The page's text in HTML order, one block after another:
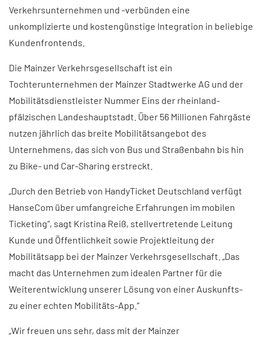
Verkehrsunternehmen und -verbünden eine
unkomplizierte und kostengünstige Integration in beliebige
Kundenfrontends.
Die Mainzer Verkehrsgesellschaft ist ein
Tochterunternehmen der Mainzer Stadtwerke AG und der
Mobilitätsdienstleister Nummer Eins der rheinland-
pfälzischen Landeshauptstadt. Über 56 Millionen Fahrgäste
nutzen jährlich das breite Mobilitätsangebot des
Unternehmens, das sich von Bus und Straßenbahn bis hin
zu Bike- und Car-Sharing erstreckt.
„Durch den Betrieb von HandyTicket Deutschland verfügt
HanseCom über umfangreiche Erfahrungen im mobilen
Ticketing“, sagt Kristina Reiß, stellvertretende Leitung
Kunde und Öffentlichkeit sowie Projektleitung der
Mobilitätsapp bei der Mainzer Verkehrsgesellschaft. „Das
macht das Unternehmen zum idealen Partner für die
Weiterentwicklung unserer Lösung von einer Auskunfts-
zu einer echten Mobilitäts-App.“
„Wir freuen uns sehr, dass mit der Mainzer